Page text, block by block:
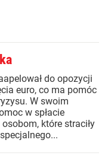
do opozycji
euro, co ma pomóc
W swoim
w spłacie
które straciły